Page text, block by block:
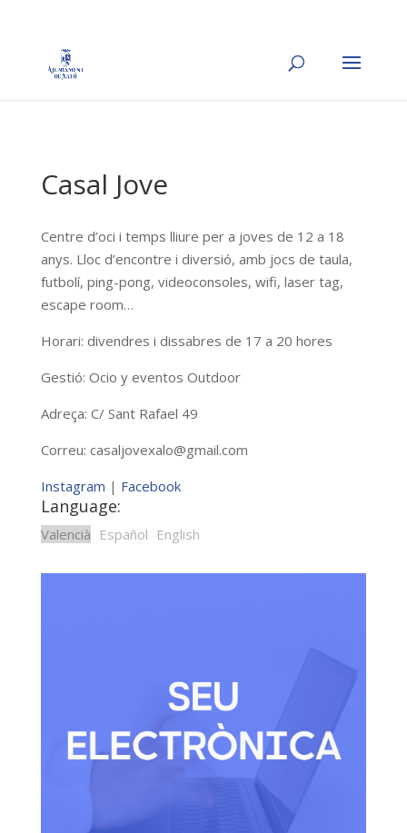
Casal Jove
Centre d’oci i temps lliure per a joves de 12 a 18
anys. Lloc d’encontre i diversió, amb jocs de taula,
futbolí, ping-pong, videoconsoles, wifi, laser tag,
escape room…
Horari: divendres i dissabres de 17 a 20 hores
Gestió: Ocio y eventos Outdoor
Adreça: C/ Sant Rafael 49
Correu: casaljovexalo@gmail.com
Instagram | Facebook
Language:
Valencià Español English